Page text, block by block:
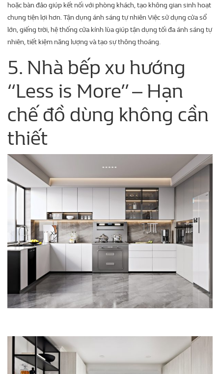
hoặc bàn đảo giúp kết nối với phòng khách, tạo không gian sinh hoạt
chung tiện lợi hơn. Tận dụng ánh sáng tự nhiên Việc sử dụng cửa sổ
lớn, giếng trời, hệ thống cửa kính lùa giúp tận dụng tối đa ánh sáng tự
nhiên, tiết kiệm năng lượng và tạo sự thông thoáng.
5. Nhà bếp xu hướng
“Less is More” – Hạn
chế đồ dùng không cần
thiết